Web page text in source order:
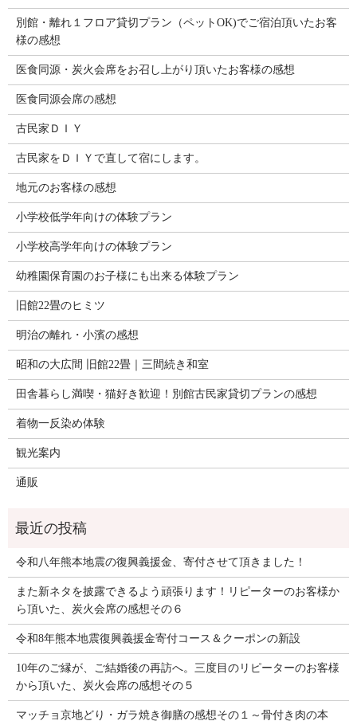
別館・離れ１フロア貸切プラン（ペットOK)でご宿泊頂いたお客
様の感想
医食同源・炭火会席をお召し上がり頂いたお客様の感想
医食同源会席の感想
古民家ＤＩＹ
古民家をＤＩＹで直して宿にします。
地元のお客様の感想
小学校低学年向けの体験プラン
小学校高学年向けの体験プラン
幼稚園保育園のお子様にも出来る体験プラン
旧館22畳のヒミツ
明治の離れ・小濱の感想
昭和の大広間 旧館22畳｜三間続き和室
田舎暮らし満喫・猫好き歓迎！別館古民家貸切プランの感想
着物一反染め体験
観光案内
通販
令和八年熊本地震の復興義援金、寄付させて頂きました！
また新ネタを披露できるよう頑張ります！リピーターのお客様か
ら頂いた、炭火会席の感想その６
令和8年熊本地震復興義援金寄付コース＆クーポンの新設
10年のご縁が、ご結婚後の再訪へ。三度目のリピーターのお客様
から頂いた、炭火会席の感想その５
マッチョ京地どり・ガラ焼き御膳の感想その１～骨付き肉の本